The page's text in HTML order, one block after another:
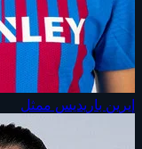
إيرين باريديس ممثل